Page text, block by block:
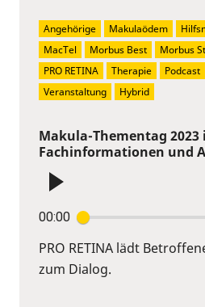
Makula-Thementag 2023
Fachinformationen und
00:00
PRO RETINA lädt
zum Dialog.
Angehörige Makulaödem
MacTel
Morbus Best Morbus
PRO RETINA
Therapie Podcast
Veranstaltung
Hybrid